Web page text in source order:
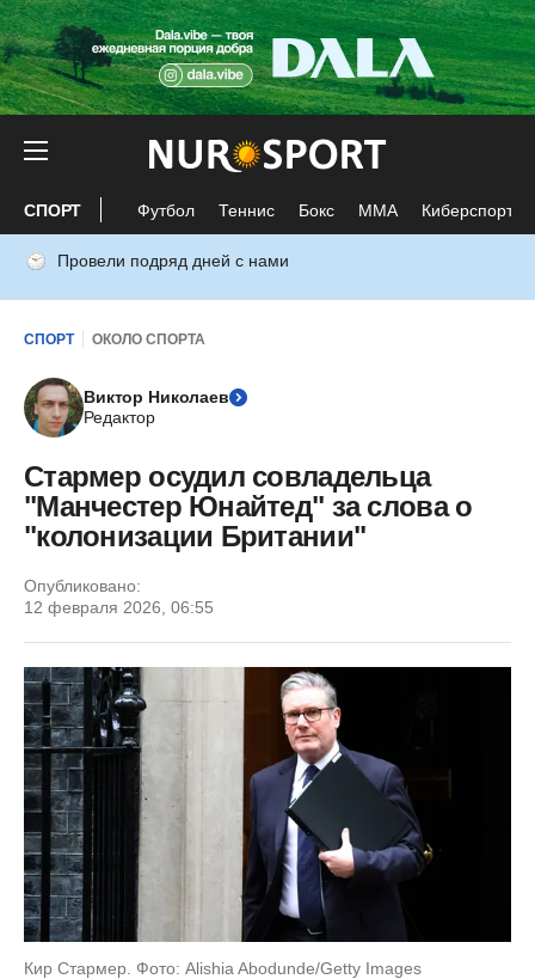
СПОРТ Футбол Теннис Бокс ММА Киберспорт
Провели подряд дней с нами
СПОРТ ОКОЛО СПОРТА
Виктор Николаев
Редактор
Стармер осудил совладельца
"Манчестер Юнайтед" за слова о
"колонизации Британии"
Опубликовано:
12 февраля 2026, 06:55
Кир Стармер. Фото: Alishia Abodunde/Getty Images